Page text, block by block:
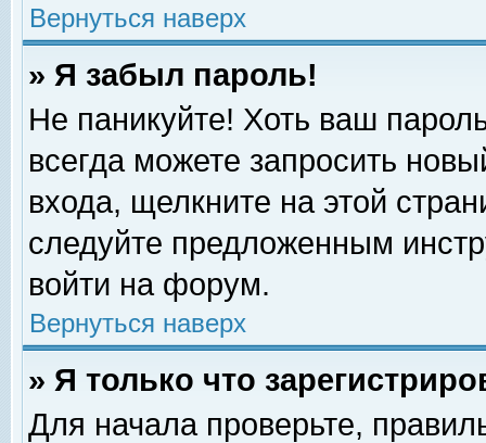
Вернуться наверх
» Я забыл пароль!
Не паникуйте! Хоть ваш
всегда можете запросить
входа, щелкните на этой
следуйте предложенным
войти на форум.
Вернуться наверх
» Я только что
Для начала проверьте,